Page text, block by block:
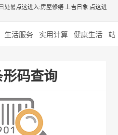
处暑点这进入:房屋修缮 上吉日象 点这进
生活服务 实用计算 健康生活 站
码查询